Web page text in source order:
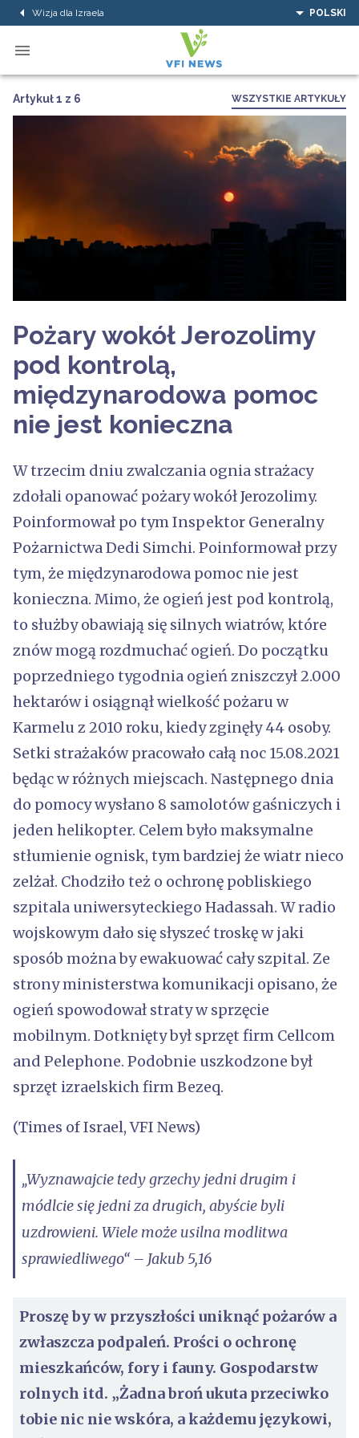
Wizja dla Izraela POLSKI
Artykuł 1 z 6 WSZYSTKIE ARTYKUŁY
Pożary wokół Jerozolimy
pod kontrolą,
międzynarodowa pomoc
nie jest konieczna
W trzecim dniu zwalczania ognia strażacy
zdołali opanować pożary wokół Jerozolimy.
Poinformował po tym Inspektor Generalny
Pożarnictwa Dedi Simchi. Poinformował przy
tym, że międzynarodowa pomoc nie jest
konieczna. Mimo, że ogień jest pod kontrolą,
to służby obawiają się silnych wiatrów, które
znów mogą rozdmuchać ogień. Do początku
poprzedniego tygodnia ogień zniszczył 2.000
hektarów i osiągnął wielkość pożaru w
Karmelu z 2010 roku, kiedy zginęły 44 osoby.
Setki strażaków pracowało całą noc 15.08.2021
będąc w różnych miejscach. Następnego dnia
do pomocy wysłano 8 samolotów gaśniczych i
jeden helikopter. Celem było maksymalne
stłumienie ognisk, tym bardziej że wiatr nieco
zelżał. Chodziło też o ochronę pobliskiego
szpitala uniwersyteckiego Hadassah. W radio
wojskowym dało się słyszeć troskę w jaki
sposób można by ewakuować cały szpital. Ze
strony ministerstwa komunikacji opisano, że
ogień spowodował straty w sprzęcie
mobilnym. Dotknięty był sprzęt firm Cellcom
and Pelephone. Podobnie uszkodzone był
sprzęt izraelskich firm Bezeq.
(Times of Israel, VFI News)
„Wyznawajcie tedy grzechy jedni drugim i
módlcie się jedni za drugich, abyście byli
uzdrowieni. Wiele może usilna modlitwa
sprawiedliwego“ – Jakub 5,16
Proszę by w przyszłości uniknąć pożarów a
zwłaszcza podpaleń. Prości o ochronę
mieszkańców, fory i fauny. Gospodarstw
rolnych itd. „Żadna broń ukuta przeciwko
tobie nic nie wskóra, a każdemu językowi,